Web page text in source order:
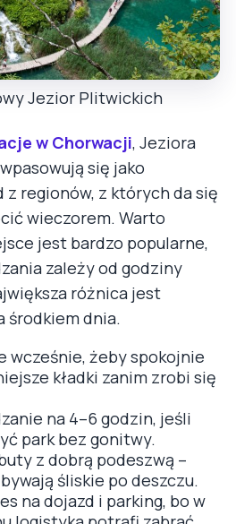
Jezior Plitwickich
w Chorwacji, Jeziora
się jako
regionów, z których da się
wieczorem. Warto
jest bardzo popularne,
zależy od godziny
różnica jest
środkiem dnia.
wcześnie, żeby spokojnie
kładki zanim zrobi się
na 4–6 godzin, jeśli
park bez gonitwy.
z dobrą podeszwą –
śliskie po deszczu.
na dojazd i parking, bo w